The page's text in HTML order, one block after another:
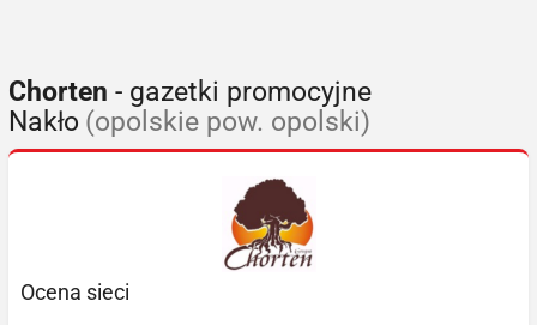
Chorten - gazetki promocyjne
Nakło (opolskie pow. opolski)
Ocena sieci